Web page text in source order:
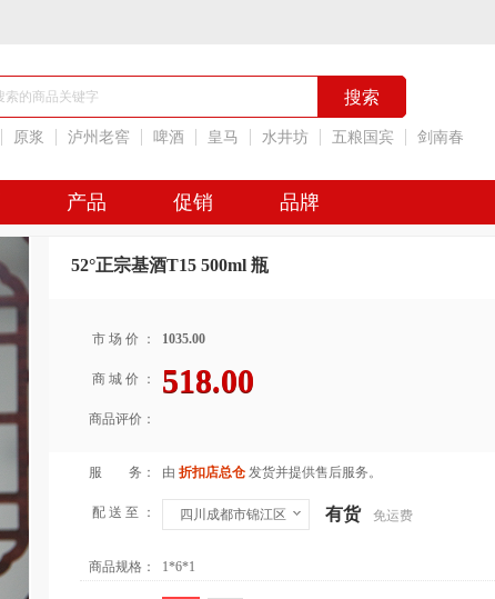
原浆 泸州老窖 啤酒 皇马 水井坊 五粮国宾 剑南春
产品 促销 品牌
52°正宗基酒T15 500ml 瓶
市 场 价 ： 1035.00
商 城 价 ： 518.00
商品评价：
服 务： 由 折扣店总仓 发货并提供售后服务。
配 送 至 ： 四川成都市锦江区 有货 免运费
商品规格： 1*6*1